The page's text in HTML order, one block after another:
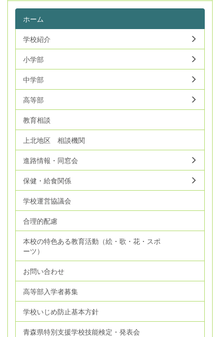
ホーム
学校紹介
小学部
中学部
高等部
教育相談
上北地区 相談機関
進路情報・同窓会
保健・給食関係
学校運営協議会
合理的配慮
本校の特色ある教育活動（絵・歌・花・スポ
ーツ）
お問い合わせ
高等部入学者募集
学校いじめ防止基本方針
青森県特別支援学校技能検定・発表会